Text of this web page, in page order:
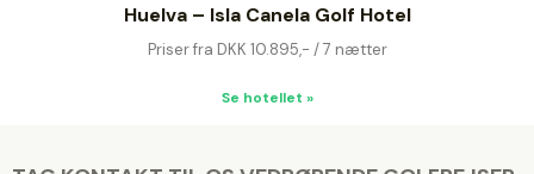
Huelva – Isla Canela Golf Hotel
Priser fra DKK 10.895,- / 7 nætter
Se hotellet »